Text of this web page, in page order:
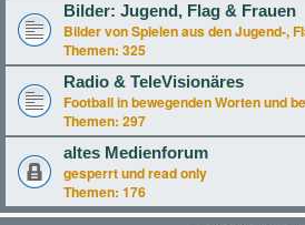
Bilder: Jugend, Flag & Frauen
Bilder von Spielen aus den Jugend-,
Themen: 325
Radio & TeleVisionäres
Football in bewegenden Worten und
Themen: 297
altes Medienforum
gesperrt und read only
Themen: 176